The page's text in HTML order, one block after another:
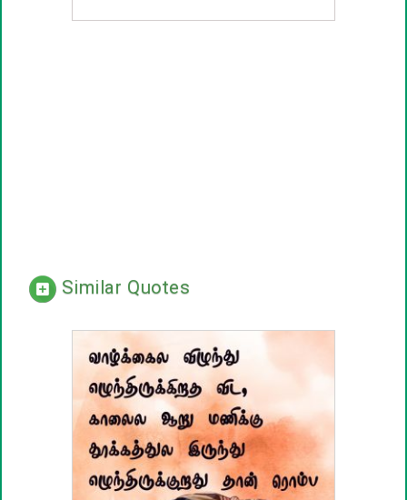
Similar Quotes